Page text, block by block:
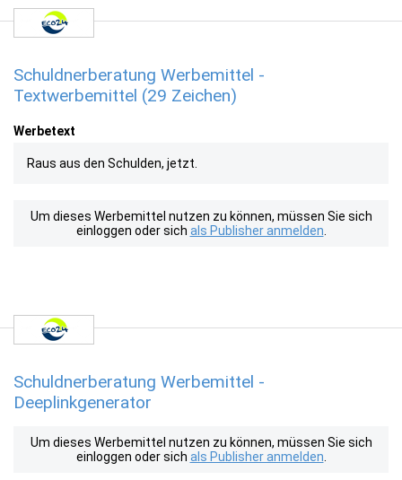
Schuldnerberatung Werbemittel -
Textwerbemittel (29 Zeichen)
Werbetext
Raus aus den Schulden, jetzt.
Um dieses Werbemittel nutzen zu können, müssen Sie sich
einloggen oder sich als Publisher anmelden
Schuldnerberatung Werbemittel -
Deeplinkgenerator
Um dieses Werbemittel nutzen zu können, müssen Sie sich
einloggen oder sich als Publisher anmelden